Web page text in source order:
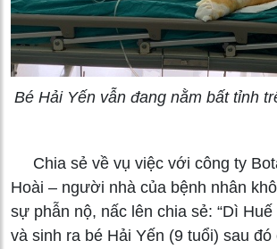
Bé Hải Yến vẫn đang nằm bất tỉnh
Chia sẻ về vụ việc với công ty
Hoài – người nhà của bệnh nhân
sự phẫn nộ, nấc lên chia sẻ: “Dì
và sinh ra bé Hải Yến (9 tuổi) sau